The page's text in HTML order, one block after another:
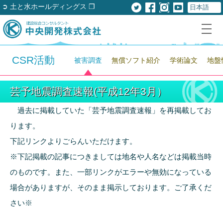
➲ 土と水ホールディングス ❐
CSR活動 被害調査 無償ソフト紹介 学術論文 地盤
芸予地震調査速報(平成12年3月）
過去に掲載していた「芸予地震調査速報」を再掲載してお
ります。
下記リンクよりごらんいただけます。
※下記掲載の記事につきましては地名や人名などは掲載当時
のものです。また、一部リンクがエラーや無効になっている
場合がありますが、そのまま掲示しております。ご了承くだ
さい※